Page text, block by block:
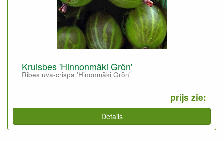
Kruisbes 'Hinnonmäki Grön'
Ribes uva-crispa 'Hinonmäki Grön'
prijs zie:
Details